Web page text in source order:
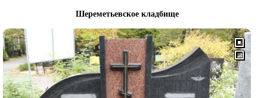
Шереметьевское кладбище